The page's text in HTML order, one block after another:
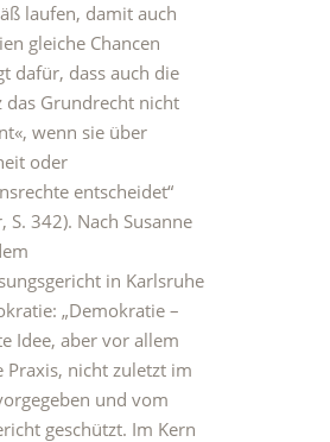
laufen, damit auch
gleiche Chancen
dafür, dass auch die
das Grundrecht nicht
wenn sie über
oder
entscheidet“
S. 342). Nach Susanne
in Karlsruhe
„Demokratie –
Idee, aber vor allem
Praxis, nicht zuletzt im
und vom
geschützt. Im Kern